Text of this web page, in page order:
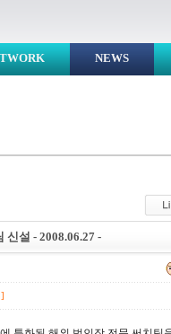
NEWS
신설 - 2008.06.27 -